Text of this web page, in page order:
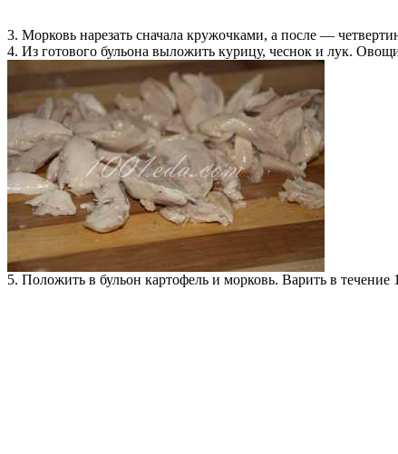
3. Морковь нарезать сначала кружочками, а после —
4. Из готового бульона выложить курицу, чеснок и лук.
5. Положить в бульон картофель и морковь. Варить в